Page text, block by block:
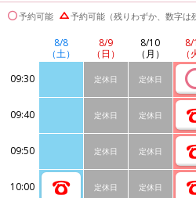
予約可能 予約可能（残りわずか、数字は
8/8
（土）
8/9
（日）
8/10
（月）
8/
（
09:30
定休日 定休日
09:40 定休日 定休日
09:50 定休日 定休日
10:00 定休日 定休日